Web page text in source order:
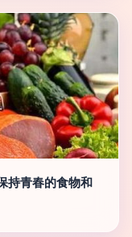
持青春的食物和